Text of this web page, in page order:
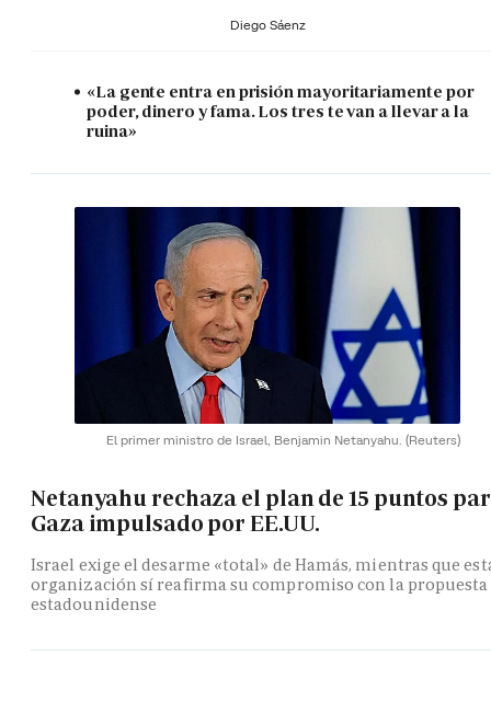
Diego Sáenz
«La gente entra en prisión mayoritariamente por
poder, dinero y fama. Los tres te van a llevar a la
ruina»
El primer ministro de Israel, Benjamin Netanyahu. (Reuters)
Netanyahu rechaza el plan de 15 puntos
Gaza impulsado por EE.UU.
Israel exige el desarme «total» de Hamás, mientras que
organización sí reafirma su compromiso con la propuesta
estadounidense